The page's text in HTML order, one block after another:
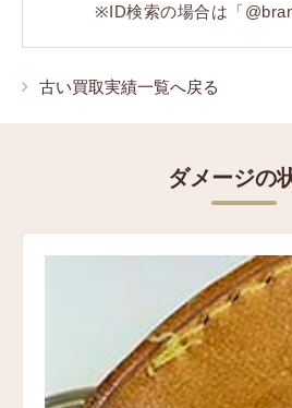
カラー
高さ：約12.5㎝
マチ：約3㎝
※ID検索の場合は「
古い買取実績一覧へ戻る
ダメージの